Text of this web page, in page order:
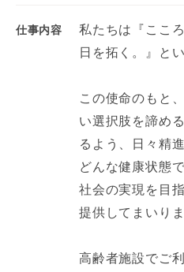
仕事内容
私たちは『ここ
日を拓く。』と
この使命のもと
い選択肢を諦め
るよう、日々精
どんな健康状態
社会の実現を目
提供してまいりま
高齢者施設でご